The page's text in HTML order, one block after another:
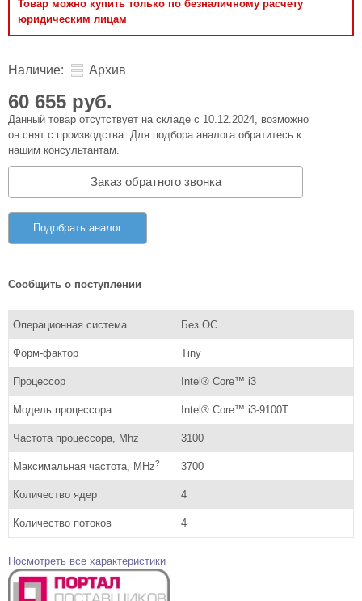
Товар можно купить только по безналичному расчету
юридическим лицам
Наличие: Архив
60 655 руб.
Данный товар отсутствует на складе с 10.12.2024, возможно
он снят с производства. Для подбора аналога обратитесь к
нашим консультантам.
Заказ обратного звонка
Подобрать аналог
Сообщить о поступлении
Операционная система Без ОС
Форм-фактор Tiny
Процессор Intel® Core™ i3
Модель процессора Intel® Core™ i3-9100T
Частота процессора, Mhz 3100
Максимальная частота, MHz? 3700
Количество ядер 4
Количество потоков 4
Посмотреть все характеристики